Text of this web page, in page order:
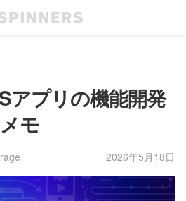
アプリの機能開発
モ
2026年5月18日